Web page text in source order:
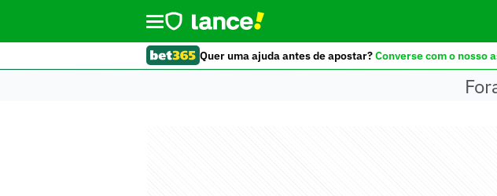
Quer uma ajuda antes de apostar?Converse com o nosso